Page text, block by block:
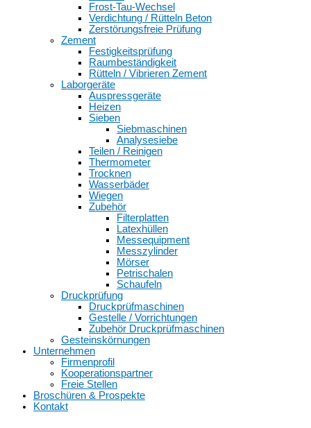
Frost-Tau-Wechsel
Verdichtung / Rütteln Beton
Zerstörungsfreie Prüfung
Zement
Festigkeitsprüfung
Raumbeständigkeit
Rütteln / Vibrieren Zement
Laborgeräte
Auspressgeräte
Heizen
Sieben
Siebmaschinen
Analysesiebe
Teilen / Reinigen
Thermometer
Trocknen
Wasserbäder
Wiegen
Zubehör
Filterplatten
Latexhüllen
Messequipment
Messzylinder
Mörser
Petrischalen
Schaufeln
Druckprüfung
Druckprüfmaschinen
Gestelle / Vorrichtungen
Zubehör Druckprüfmaschinen
Gesteinskörnungen
Unternehmen
Firmenprofil
Kooperationspartner
Freie Stellen
Broschüren & Prospekte
Kontakt